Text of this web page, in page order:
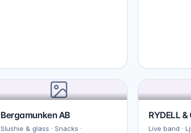
Bergamunken AB
Slushie & glass · Snacks ·
RYDELL &
Live band ·